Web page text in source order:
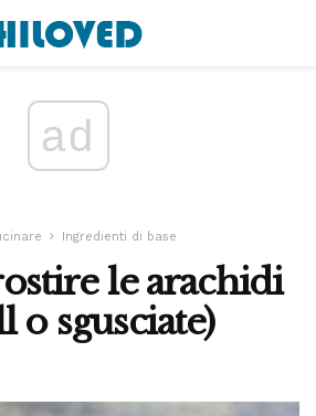
ad
Ingredienti di base
le arachidi
o sgusciate)